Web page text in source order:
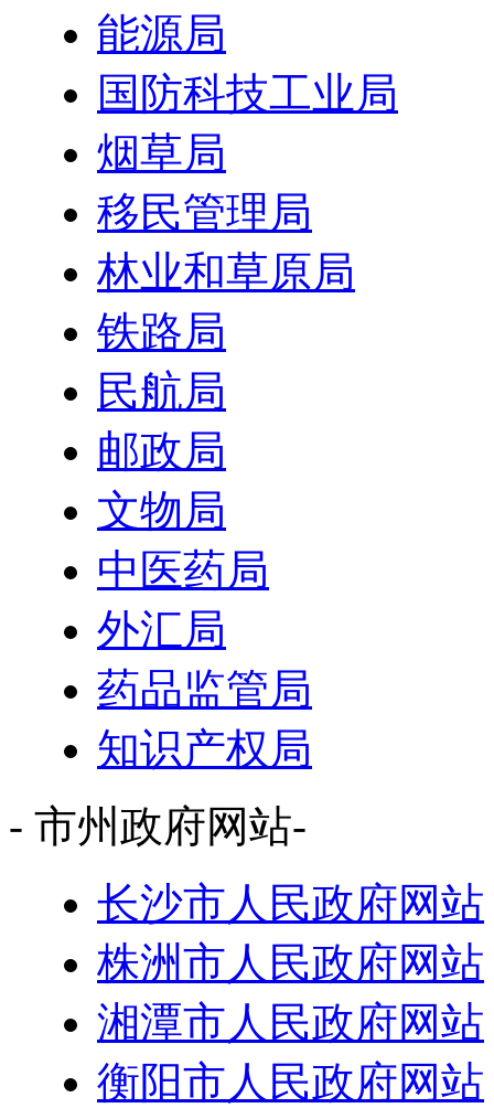
能源局
国防科技工业局
烟草局
移民管理局
林业和草原局
铁路局
民航局
邮政局
文物局
中医药局
外汇局
药品监管局
知识产权局
- 市州政府网站-
长沙市人民政府网站
株洲市人民政府网站
湘潭市人民政府网站
衡阳市人民政府网站